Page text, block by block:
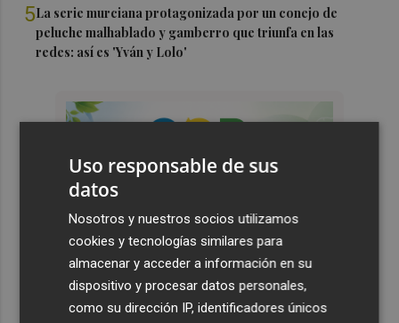
5La serie murciana protagonizada por un conejo de
peluche malhablado y gamberro que triunfa en las
redes: así es 'Yván y Lolo'
Uso responsable de sus
datos
Nosotros y nuestros socios utilizamos
cookies y tecnologías similares para
almacenar y acceder a información en su
dispositivo y procesar datos personales,
como su dirección IP, identificadores únicos